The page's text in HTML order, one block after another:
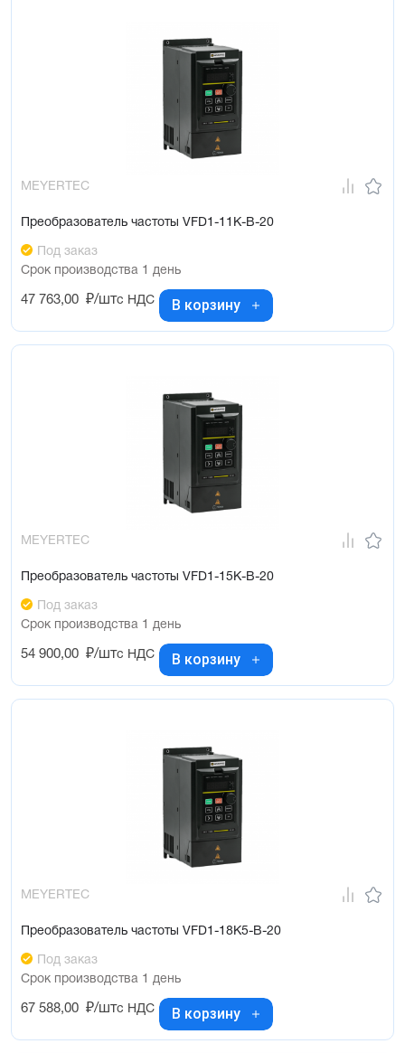
MEYERTEC
Преобразователь частоты VFD1-11K-B-20
Под заказ
Срок производства 1 день
47 763,00 ₽/штс НДС В корзину
MEYERTEC
Преобразователь частоты VFD1-15K-B-20
Под заказ
Срок производства 1 день
54 900,00 ₽/штс НДС В корзину
MEYERTEC
Преобразователь частоты VFD1-18K5-B-20
Под заказ
Срок производства 1 день
67 588,00 ₽/штс НДС В корзину